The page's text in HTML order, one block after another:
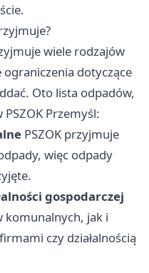
wiele rodzajów
dotyczące
Oto lista odpadów,
PSZOK Przemyśl:
PSZOK przyjmuje
więc odpady
gospodarczej
komunalnych, jak i
czy działalnością